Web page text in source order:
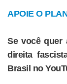
APOIE O
Se você quer
direita
Brasil no